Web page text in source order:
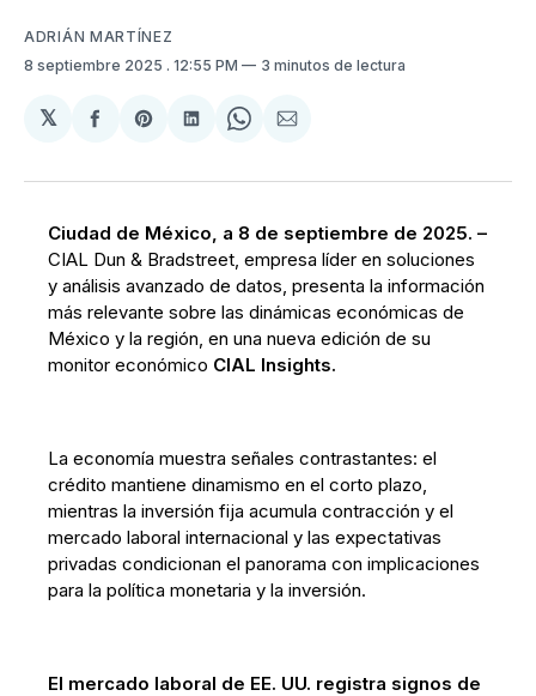
ADRIÁN MARTÍNEZ
8 septiembre 2025 . 12:55 PM 3 minutos de lectura
𝕏
Compartir
Facebook
Share
Pinterest
Compartir
LinkedIn
Share
WhatsApp
Compartir
Email
Ciudad de México, a 8 de septiembre de 2025. –
CIAL Dun & Bradstreet, empresa líder en soluciones
y análisis avanzado de datos, presenta la información
más relevante sobre las dinámicas económicas de
México y la región, en una nueva edición de su
monitor económico CIAL Insights.
La economía muestra señales contrastantes: el
crédito mantiene dinamismo en el corto plazo,
mientras la inversión fija acumula contracción y el
mercado laboral internacional y las expectativas
privadas condicionan el panorama con implicaciones
para la política monetaria y la inversión.
El mercado laboral de EE. UU. registra signos de